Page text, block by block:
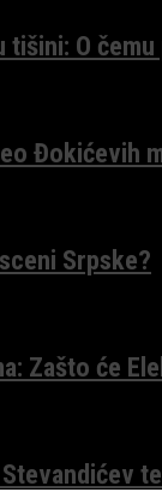
O
Đokićevih
Srpske?
Zašto će